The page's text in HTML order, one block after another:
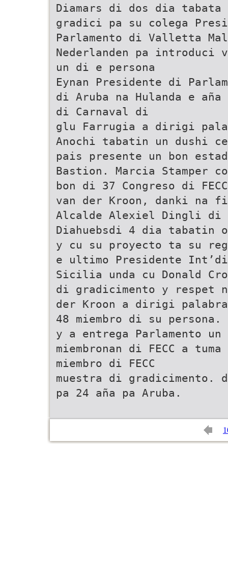
Diamars di dos dia
gradici pa su colega
Parlamento di Valletta
Nederlanden pa introduci
un di e persona
Eynan Presidente di
di Aruba na Hulanda e
di Carnaval di
glu Farrugia a dirigi
Anochi tabatin un dushi
pais presente un bon
Bastion. Marcia Stamper
bon di 37 Congreso di
van der Kroon, danki na
Alcalde Alexiel Dingli di
Diahuebsdi 4 dia tabatin
y cu su proyecto ta su
e ultimo Presidente
Sicilia unda cu Donald
di gradicimento y respet
der Kroon a dirigi
48 miembro di su persona.
y a entrega Parlamento un
miembronan di FECC a
miembro di FECC
muestra di
pa 24 aña pa Aruba.